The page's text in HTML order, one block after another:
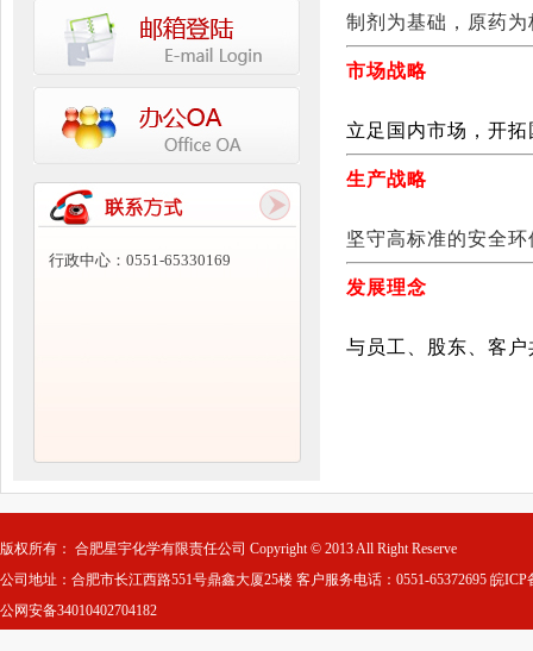
行政中心：0551-65330169
制剂为基础，原药
市场战略
立足国内市场，开
生产战略
坚守高标准的安全
发展理念
与员工、股东、客
版权所有： 合肥星宇化学有限责任公司 Copyright © 2013 All Right Reserve
公司地址：合肥市长江西路551号鼎鑫大厦25楼 客户服务电话：0551-65372695 皖ICP
公网安备34010402704182